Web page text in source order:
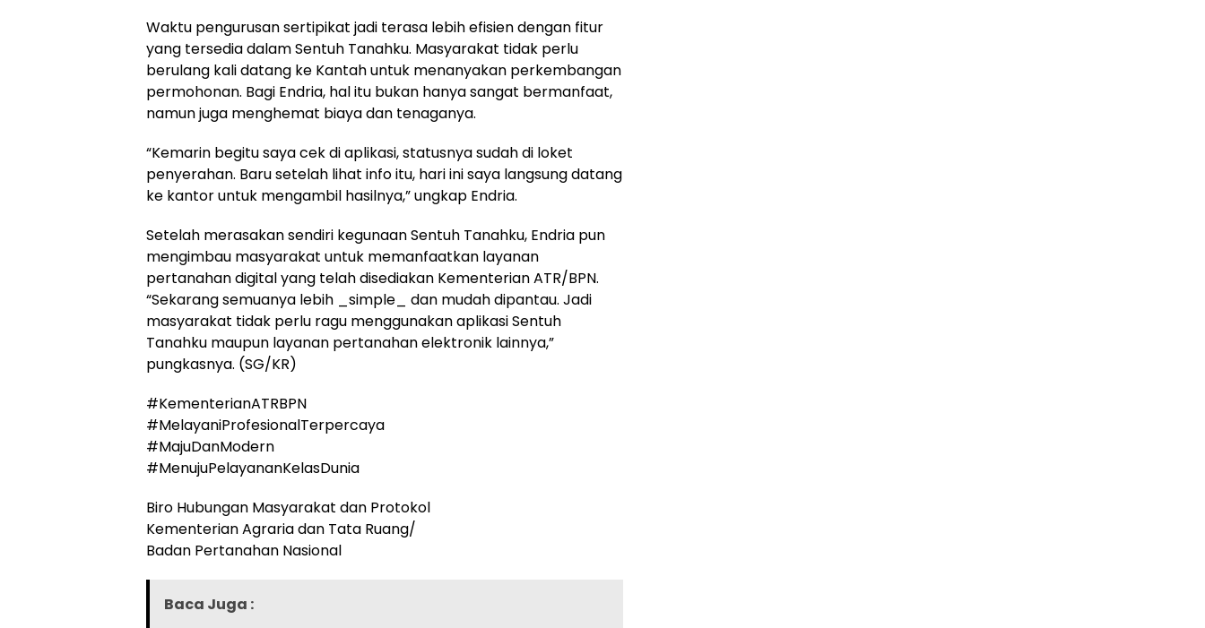
Waktu pengurusan sertipikat jadi terasa lebih efisien dengan fitur
yang tersedia dalam Sentuh Tanahku. Masyarakat tidak perlu
berulang kali datang ke Kantah untuk menanyakan perkembangan
permohonan. Bagi Endria, hal itu bukan hanya sangat bermanfaat,
namun juga menghemat biaya dan tenaganya.
“Kemarin begitu saya cek di aplikasi, statusnya sudah di loket
penyerahan. Baru setelah lihat info itu, hari ini saya langsung datang
ke kantor untuk mengambil hasilnya,” ungkap Endria.
Setelah merasakan sendiri kegunaan Sentuh Tanahku, Endria pun
mengimbau masyarakat untuk memanfaatkan layanan
pertanahan digital yang telah disediakan Kementerian ATR/BPN.
“Sekarang semuanya lebih _simple_ dan mudah dipantau. Jadi
masyarakat tidak perlu ragu menggunakan aplikasi Sentuh
Tanahku maupun layanan pertanahan elektronik lainnya,”
pungkasnya. (SG/KR)
#KementerianATRBPN
#MelayaniProfesionalTerpercaya
#MajuDanModern
#MenujuPelayananKelasDunia
Biro Hubungan Masyarakat dan Protokol
Kementerian Agraria dan Tata Ruang/
Badan Pertanahan Nasional
Baca Juga :